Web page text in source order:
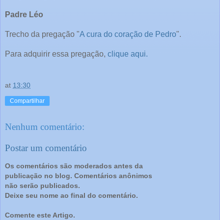
Padre Léo
Trecho da pregação "A cura do coração de Pedro".
Para adquirir essa pregação, clique aqui.
at 13:30
Compartilhar
Nenhum comentário:
Postar um comentário
Os comentários são moderados antes da
publicação no blog. Comentários anônimos
não serão publicados.
Deixe seu nome ao final do comentário.
Comente este Artigo.